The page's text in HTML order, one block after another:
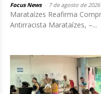
Focus News 7 de agosto de 2026
Marataízes Reafirma
Antirracista Marataízes, –...